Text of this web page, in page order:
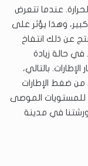
عندما تتعرض
وهذا يؤثر على
عن ذلك انتفاخ
في حالة زيادة
بالتالي،
ضغط الإطارات
للمستويات الموصى
في مدينة